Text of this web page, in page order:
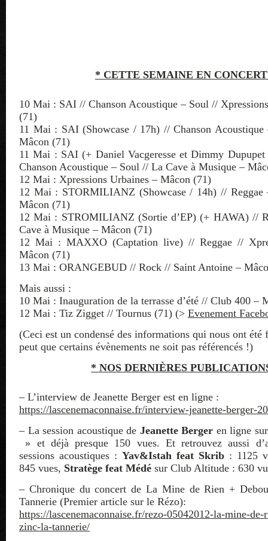
* CETTE SEMAINE EN
10 Mai : SAI // Chanson Acoustique – Soul //
(71)
11 Mai : SAI (Showcase / 17h) // Chanson
Mâcon (71)
11 Mai : SAI (+ Daniel Vacgeresse et Dimmy
Chanson Acoustique – Soul // La Cave à Musique –
12 Mai : Xpressions Urbaines – Mâcon (71)
12 Mai : STORMILIANZ (Showcase / 14h) //
Mâcon (71)
12 Mai : STROMILIANZ (Sortie d’EP) (+ HAWA) //
Cave à Musique – Mâcon (71)
12 Mai : MAXXO (Captation live) // Reggae //
Mâcon (71)
13 Mai : ORANGEBUD // Rock // Saint Antoine –
Mais aussi :
10 Mai : Inauguration de la terrasse d’été // Club 400 –
12 Mai : Tiz Zigget // Tournus (71) (> Evenement
(Ceci est un condensé des informations qui nous ont
peut que certains évènements ne soit pas référencés !)
* NOS DERNIÈRES
– L’interview de Jeanette Berger est en ligne :
https://lascenemaconnaise.fr/interview-jeanette-berger-
– La session acoustique de Jeanette Berger en ligne
» et déjà presque 150 vues. Et retrouvez aussi
sessions acoustiques : Yav&Istah feat Skrib : 1125
845 vues, Stratège feat Médé sur Club Altitude : 630
– Chronique du concert de La Mine de Rien +
Tannerie (Premier article sur le Rézo):
https://lascenemaconnaise.fr/rezo-05042012-la-mine-
zinc-la-tannerie/